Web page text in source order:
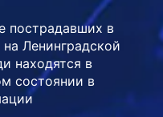
пострадавших в
Ленинградской
находятся в
состоянии в